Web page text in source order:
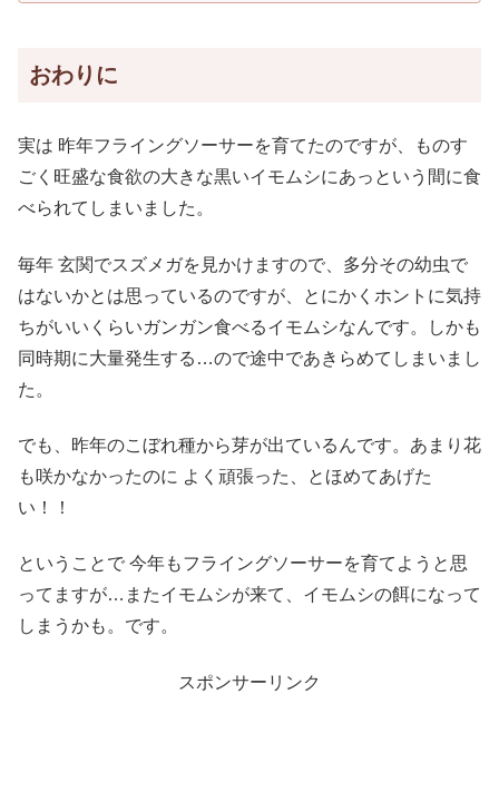
おわりに
実は 昨年フライングソーサーを育てたのですが、ものす
ごく旺盛な食欲の大きな黒いイモムシにあっという間に食
べられてしまいました。
毎年 玄関でスズメガを見かけますので、多分その幼虫で
はないかとは思っているのですが、とにかくホントに気持
ちがいいくらいガンガン食べるイモムシなんです。しかも
同時期に大量発生する…ので途中であきらめてしまいまし
た。
でも、昨年のこぼれ種から芽が出ているんです。あまり花
も咲かなかったのに よく頑張った、とほめてあげた
い！！
ということで 今年もフライングソーサーを育てようと思
ってますが…またイモムシが来て、イモムシの餌になって
しまうかも。です。
スポンサーリンク